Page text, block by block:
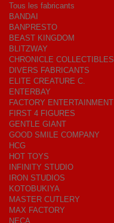
Tous les fabricants
BANDAI
BANPRESTO
BEAST KINGDOM
BLITZWAY
CHRONICLE COLLECTIBLES
DIVERS FABRICANTS
ELITE CREATURE C.
ENTERBAY
FACTORY ENTERTAINMENT
FIRST 4 FIGURES
GENTLE GIANT
GOOD SMILE COMPANY
HCG
HOT TOYS
INFINITY STUDIO
IRON STUDIOS
KOTOBUKIYA
MASTER CUTLERY
MAX FACTORY
NECA